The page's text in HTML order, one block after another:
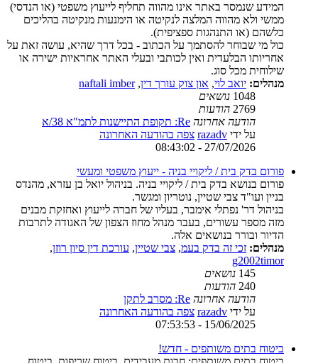
המידע שנמסר באתר אינו מהווה תחליף לייעוץ משפטי (או הנדסי)
ממשי ולא מהווה המלצה לנקיטה או הימנעות מנקיטה בהליכים
כלשהם (או התנהגות ספציפית).
כול מי שבוחר להסתמך על הכתוב - בכל דרך שהיא, עושה זאת על
אחריותו הבלעדית ואין לכותבי ובעלי האתר אחראיות ישירה או
שילוחית מכל סוג.
מנהלים: יואב לוי, און צוק עורך דין,
naftali imber
1048 נושאים
2769 הודעות
הודעה אחרונה Re: תקופת התיישנות לתמ"א 38/א
על ידי razadv צפה בהודעה האחרונה
27/07/2026 - 08:43:02
פורום בדק בית / ליקויי בניה - ייעוץ משפטי ומעשי
פורום בנושא בדק בית / ליקויי בניה. בניהול יואל בן עזרא, מהנדס
בניין ועו"ד צבי שטיין, נוטריון ומגשר.
בניהול דר' נפתלי אימבר, בעליו של חברה לייעוץ ואחזקת מבנים
מזה מספר עשורים, בעבר מנהל מחוז הצפון של האגודה לתרבות
הדיור ובורר בנושאים אלה.
מנהלים: זכי זה בדק בעמ, צבי שטיין, עורכת דין סיון רוזן,
g2002timor
145 נושאים
240 הודעות
הודעה אחרונה Re: מסרב לתקן
על ידי razadv צפה בהודעה האחרונה
15/06/2025 - 07:53:53
ביטוח בתים משותפים - חדש!